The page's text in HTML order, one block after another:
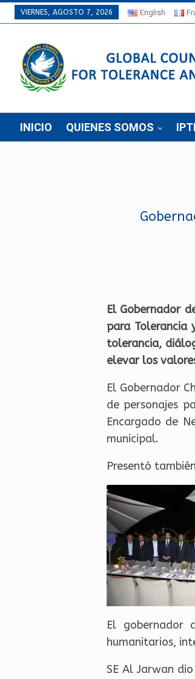
VIERNES, AGOSTO 7, 2026 English
INICIO QUIENES SOMOS
El Gobernador
para Tolerancia
tolerancia,
elevar los
El Gobernador
de personajes
Encargado de
municipal.
Presentó
El gobernador
humanitarios,
SE Al Jarwan